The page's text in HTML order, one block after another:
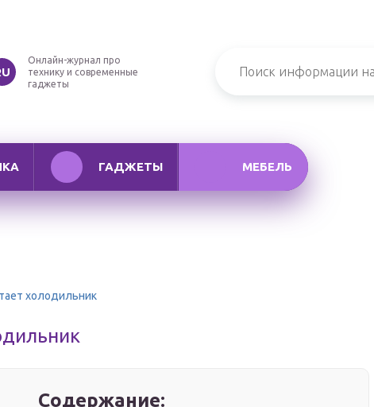
Онлайн-журнал про
технику и современные
гаджеты
ГАДЖЕТЫ МЕБЕЛЬ
холодильник
Содержание: